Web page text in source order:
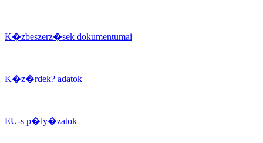
K�zbeszerz�sek dokumentumai
K�z�rdek? adatok
EU-s p�ly�zatok